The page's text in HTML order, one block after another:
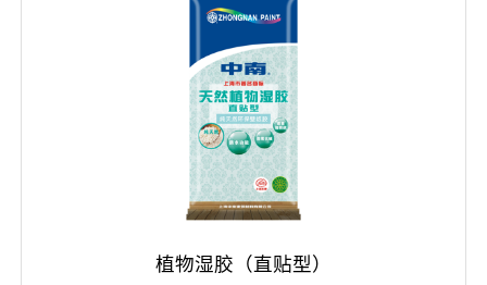
植物湿胶（直贴型）